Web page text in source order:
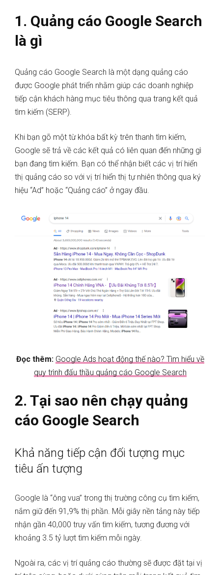
1. Quảng cáo Google Search
là gì
Quảng cáo Google Search là một dạng quảng cáo
được Google phát triển nhằm giúp các doanh nghiệp
tiếp cận khách hàng mục tiêu thông qua trang kết quả
tìm kiếm (SERP).
Khi bạn gõ một từ khóa bất kỳ trên thanh tìm kiếm,
Google sẽ trả về các kết quả có liên quan đến những gì
bạn đang tìm kiếm. Bạn có thể nhận biết các vị trí hiển
thị quảng cáo so với vị trí hiển thị tự nhiên thông qua ký
hiệu “Ad” hoặc “Quảng cáo” ở ngay đầu.
Đọc thêm: Google Ads hoạt động thế nào? Tìm hiểu về
quy trình đấu thầu quảng cáo Google Search
2. Tại sao nên chạy quảng
cáo Google Search
Khả năng tiếp cận đối tượng mục
tiêu ấn tượng
Google là “ông vua” trong thị trường công cụ tìm kiếm,
nắm giữ đến 91,9% thị phần. Mỗi giây nền tảng này tiếp
nhận gần 40,000 truy vấn tìm kiếm, tương đương với
khoảng 3.5 tỷ lượt tìm kiếm mỗi ngày.
Ngoài ra, các vị trí quảng cáo thường sẽ được đặt tại vị